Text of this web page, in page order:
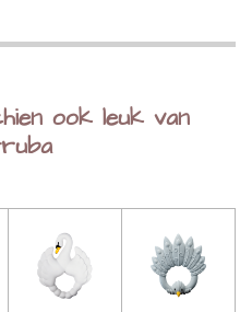
n
e
n
ook leuk van